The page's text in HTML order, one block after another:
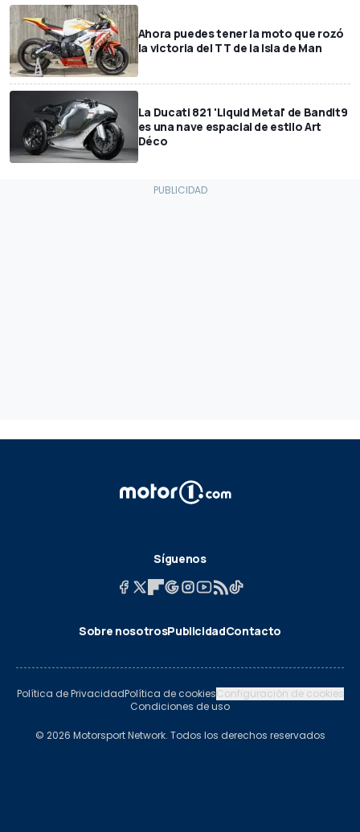
Ahora puedes tener la moto que rozó
la victoria del TT de la Isla de Man
La Ducati 821 'Liquid Metal' de Bandit9
es una nave espacial de estilo Art
Déco
Síguenos
Sobre nosotrosPublicidadContacto
Política de PrivacidadPolítica de cookiesConfiguración de cookies
Condiciones de uso
© 2026 Motorsport Network. Todos los derechos reservados